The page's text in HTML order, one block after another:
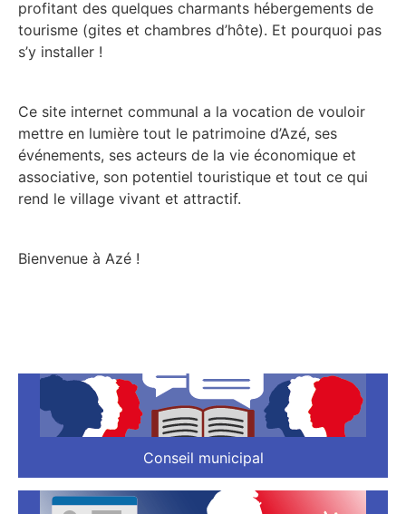
profitant des quelques charmants hébergements de
tourisme (gites et chambres d’hôte). Et pourquoi pas
s’y installer !
Ce site internet communal a la vocation de vouloir
mettre en lumière tout le patrimoine d’Azé, ses
événements, ses acteurs de la vie économique et
associative, son potentiel touristique et tout ce qui
rend le village vivant et attractif.
Bienvenue à Azé !
Conseil municipal